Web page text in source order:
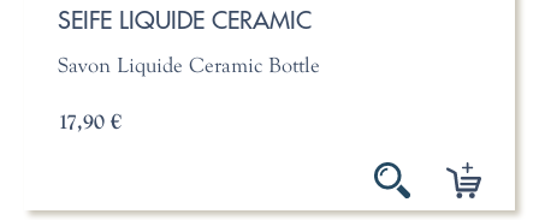
SEIFE LIQUIDE CERAMIC
Savon Liquide Ceramic Bottle
17,90 €